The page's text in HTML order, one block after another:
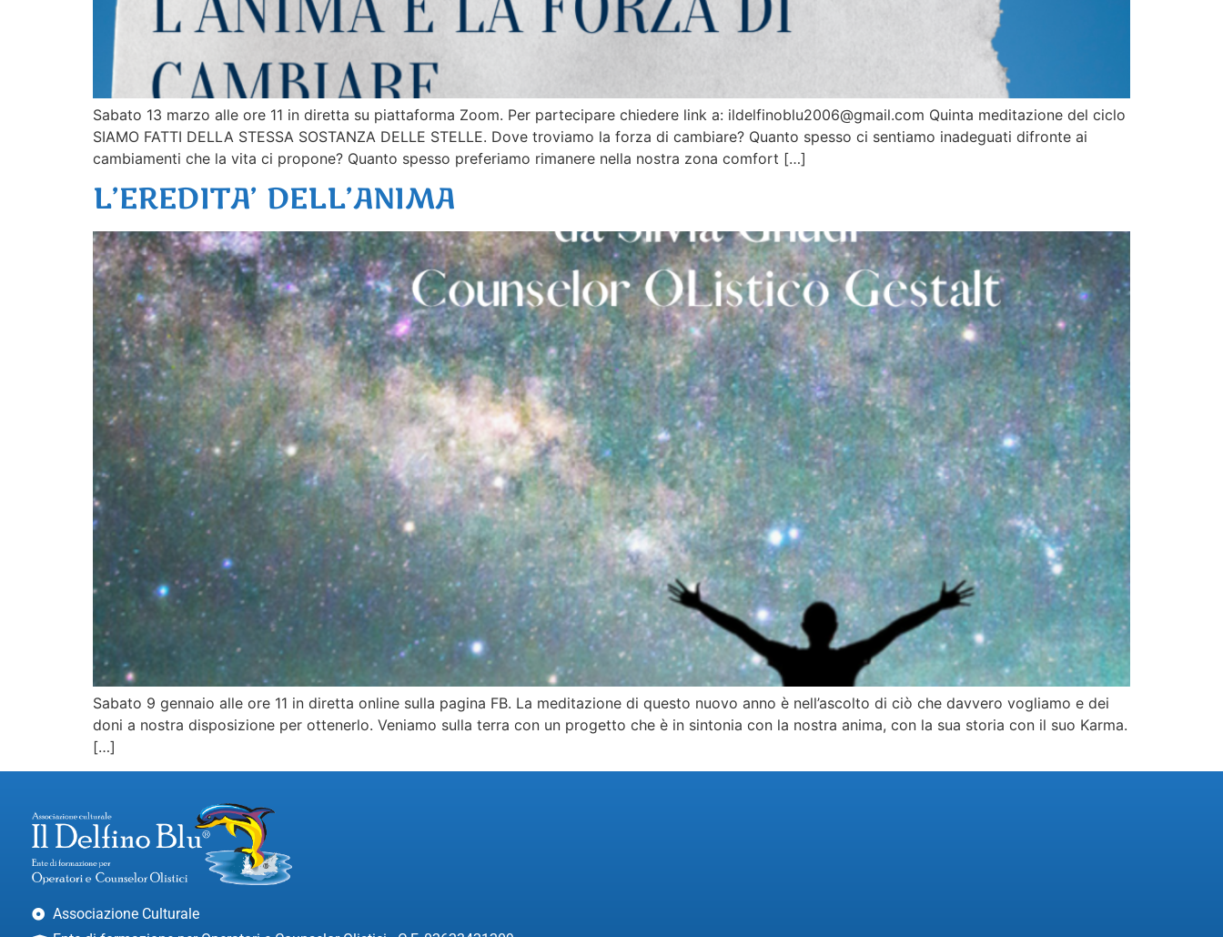
Sabato 13 marzo alle ore 11 in diretta su piattaforma Zoom. Per partecipare chiedere link a: ildelfinoblu2006@gmail.com Quinta meditazione del ciclo
SIAMO FATTI DELLA STESSA SOSTANZA DELLE STELLE. Dove troviamo la forza di cambiare? Quanto spesso ci sentiamo inadeguati difronte ai
cambiamenti che la vita ci propone? Quanto spesso preferiamo rimanere nella nostra zona comfort […]
L’EREDITA’ DELL’ANIMA
Sabato 9 gennaio alle ore 11 in diretta online sulla pagina FB. La meditazione di questo nuovo anno è nell’ascolto di ciò che davvero vogliamo e dei
doni a nostra disposizione per ottenerlo. Veniamo sulla terra con un progetto che è in sintonia con la nostra anima, con la sua storia con il suo Karma.
[…]
Associazione Culturale